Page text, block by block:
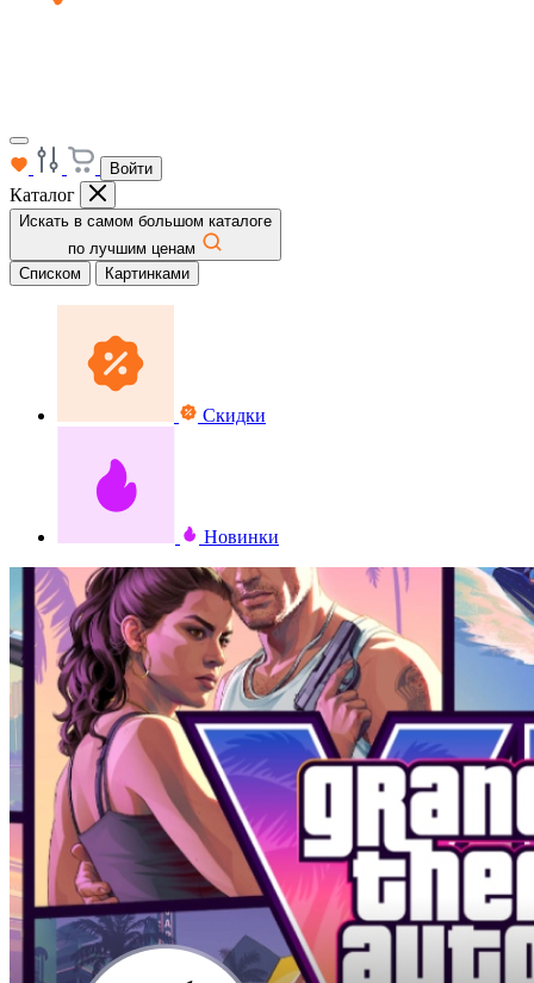
Войти
Каталог
Искать в самом большом каталоге
по лучшим ценам
Списком
Картинками
Скидки
Новинки